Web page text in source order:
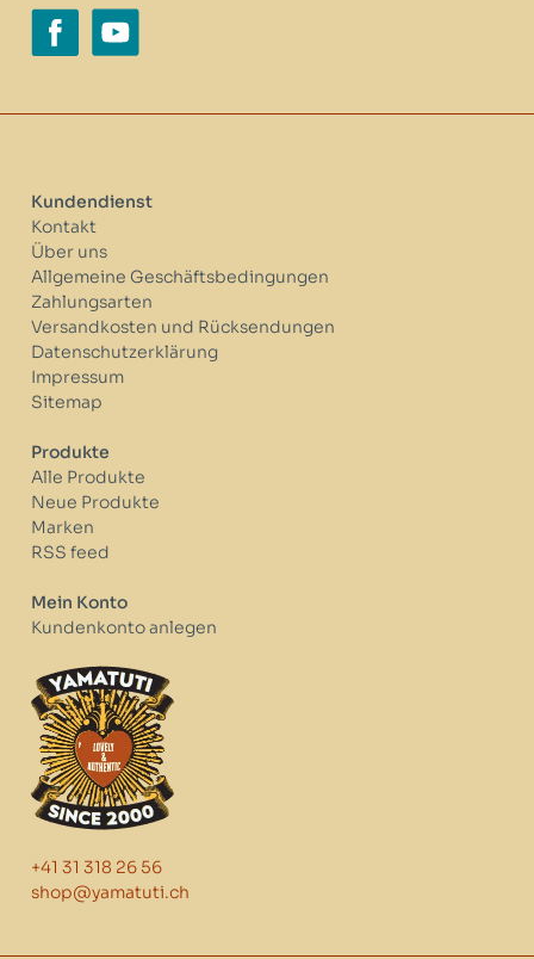
Kundendienst
Kontakt
Über uns
Allgemeine Geschäftsbedingungen
Zahlungsarten
Versandkosten und Rücksendungen
Datenschutzerklärung
Impressum
Sitemap
Produkte
Alle Produkte
Neue Produkte
Marken
RSS feed
Mein Konto
Kundenkonto anlegen
+41 31 318 26 56
shop@yamatuti.ch